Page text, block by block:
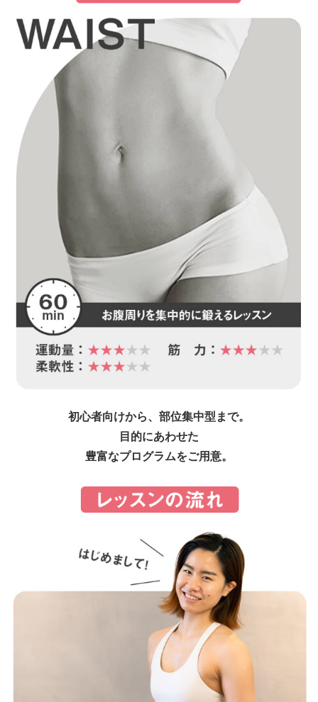
初心者向けから、部位集中型まで。
目的にあわせた
豊富なプログラムをご用意。